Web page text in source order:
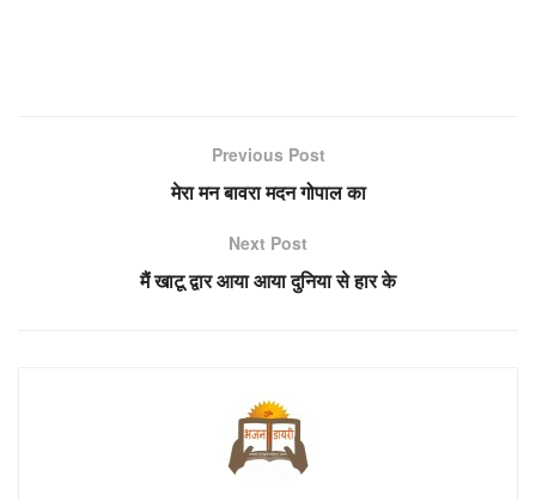
Previous Post
मेरा मन बावरा मदन गोपाल का
Next Post
मैं खाटू द्वार आया आया दुनिया से हार के